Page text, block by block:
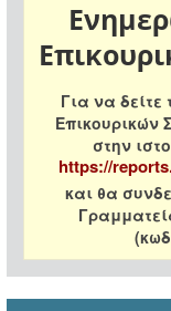
Για να
Επικουρικών
στην
https://
και θα